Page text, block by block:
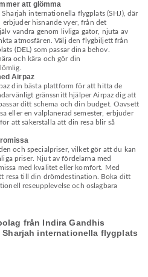
att glömma
internationella flygplats (SHJ), där
erbjuder hisnande vyer, från det
vandra genom livliga gator, njuta av
atmosfären. Välj den flygbiljett från
(DEL) som passar dina behov.
och kära och gör din
Airpaz
din bästa plattform för att hitta de
gränssnitt hjälper Airpaz dig att
ditt schema och din budget. Oavsett
eller en välplanerad semester, erbjuder
att säkerställa att din resa blir så
och specialpriser, vilket gör att du kan
priser. Njut av fördelarna med
med kvalitet eller komfort. Med
resa till din drömdestination. Boka ditt
reseupplevelse och oslagbara
från Indira Gandhis
internationella flygplats